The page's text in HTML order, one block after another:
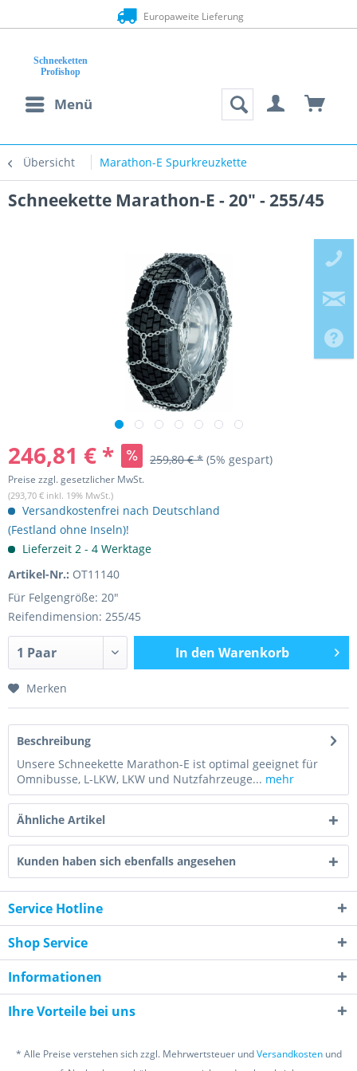
Europaweite Lieferung
Menü
Übersicht Marathon-E Spurkreuzkette
Schneekette Marathon-E - 20" - 255/45
246,81 € * 259,80 € * (5% gespart)
Preise zzgl. gesetzlicher MwSt.
(293,70 € inkl. 19% MwSt.)
Versandkostenfrei nach Deutschland
(Festland ohne Inseln)!
Lieferzeit 2 - 4 Werktage
Artikel-Nr.: OT11140
Für Felgengröße: 20"
Reifendimension: 255/45
In den Warenkorb
Merken
Beschreibung
Unsere Schneekette Marathon-E ist optimal geeignet für
Omnibusse, L-LKW, LKW und Nutzfahrzeuge... mehr
Ähnliche Artikel
Kunden haben sich ebenfalls angesehen
Service Hotline
Shop Service
Informationen
Ihre Vorteile bei uns
* Alle Preise verstehen sich zzgl. Mehrwertsteuer undVersandkostenund